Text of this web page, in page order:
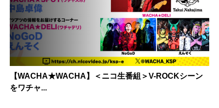
【WACHA★WACHA】＜ニコ生番組＞V-ROCKシーン
をワチャ...